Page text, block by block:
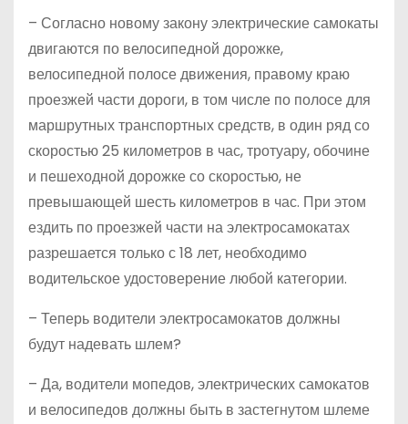
– Согласно новому закону электрические самокаты
двигаются по велосипедной дорожке,
велосипедной полосе движения, правому краю
проезжей части дороги, в том числе по полосе для
маршрутных транспортных средств, в один ряд со
скоростью 25 километров в час, тротуару, обочине
и пешеходной дорожке со скоростью, не
превышающей шесть километров в час. При этом
ездить по проезжей части на электросамокатах
разрешается только с 18 лет, необходимо
водительское удостоверение любой категории.
– Теперь водители электросамокатов должны
будут надевать шлем?
– Да, водители мопедов, электрических самокатов
и велосипедов должны быть в застегнутом шлеме